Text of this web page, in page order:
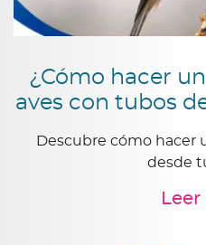
¿Cómo hacer
aves con tubos
Descubre cómo hacer
desde